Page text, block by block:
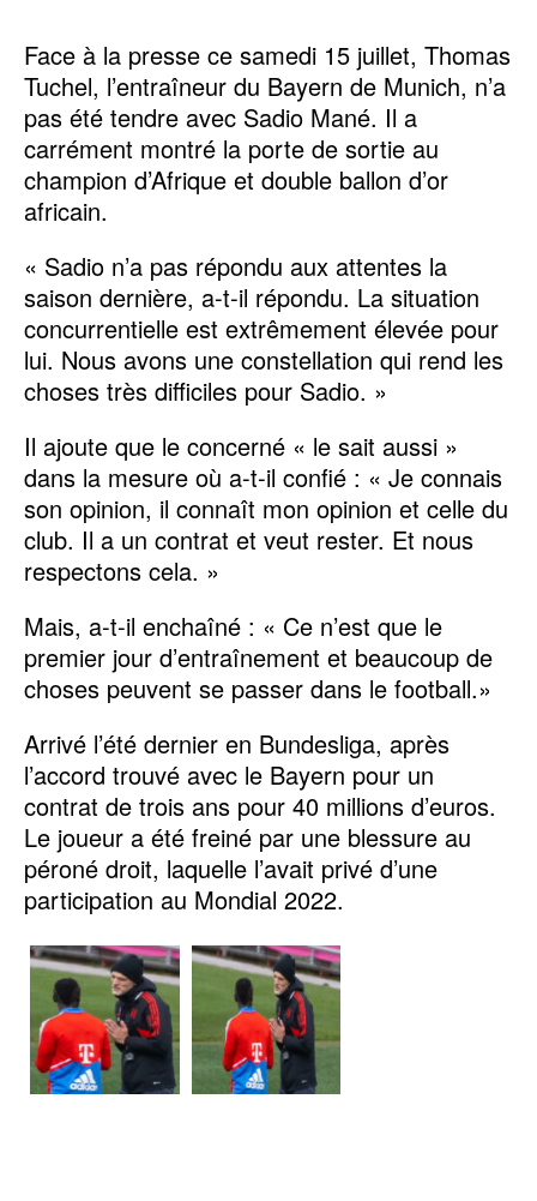
Face à la presse ce samedi 15 juillet, Thomas
Tuchel, l’entraîneur du Bayern de Munich, n’a
pas été tendre avec Sadio Mané. Il a
carrément montré la porte de sortie au
champion d’Afrique et double ballon d’or
africain.
« Sadio n’a pas répondu aux attentes la
saison dernière, a-t-il répondu. La situation
concurrentielle est extrêmement élevée pour
lui. Nous avons une constellation qui rend les
choses très difficiles pour Sadio. »
Il ajoute que le concerné « le sait aussi »
dans la mesure où a-t-il confié : « Je connais
son opinion, il connaît mon opinion et celle du
club. Il a un contrat et veut rester. Et nous
respectons cela. »
Mais, a-t-il enchaîné : « Ce n’est que le
premier jour d’entraînement et beaucoup de
choses peuvent se passer dans le football.»
Arrivé l’été dernier en Bundesliga, après
l’accord trouvé avec le Bayern pour un
contrat de trois ans pour 40 millions d’euros.
Le joueur a été freiné par une blessure au
péroné droit, laquelle l’avait privé d’une
participation au Mondial 2022.